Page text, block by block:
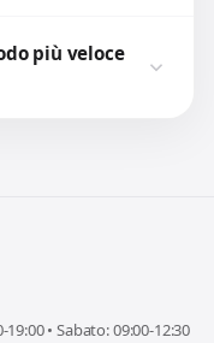
più veloce
• Sabato: 09:00-12:30